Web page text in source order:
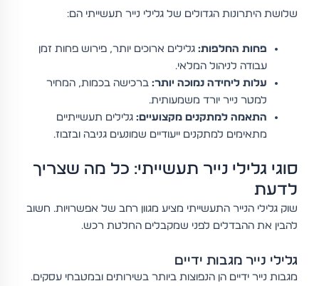
שלושת היתרונות הגדולים של גלילי נייר תעשייתי הם:
פחות החלפות: גלילים ארוכים יותר, פירוש פחות זמן
עבודה לניהול המלאי.
עלות ליחידה נמוכה יותר: ברכישה בכמות, המחיר
למטר נייר יורד משמעותית.
התאמה למתקנים מקצועיים: גלילים תעשייתיים
מתאימים למתקנים ייעודיים שמונעים גניבה ובזבוז.
סוגי גלילי נייר תעשייתי: כל מה שצריך
לדעת
שוק גלילי הנייר התעשייתי מציע מגוון רחב של אפשרויות. חשוב
להבין את ההבדלים לפני שמקבלים החלטת רכש.
גלילי נייר מגבות ידיים
מגבות נייר ידיים הן הנפוצות ביותר בשירותים ובמטבחי עסקים.